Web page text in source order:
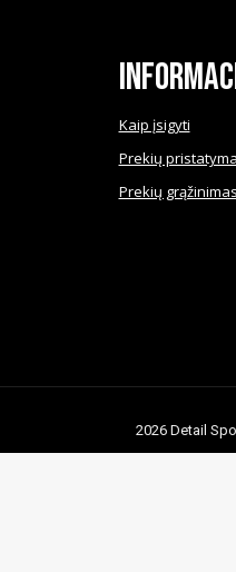
Kaip įsigyti
Prekių
Prekių grąžinimas
2026 Detail